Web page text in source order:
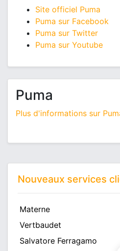
Site officiel Puma
Puma sur Facebook
Puma sur Twitter
Puma sur Youtube
Puma
Plus d'informations sur
Nouveaux services
Materne
Vertbaudet
Salvatore Ferragamo